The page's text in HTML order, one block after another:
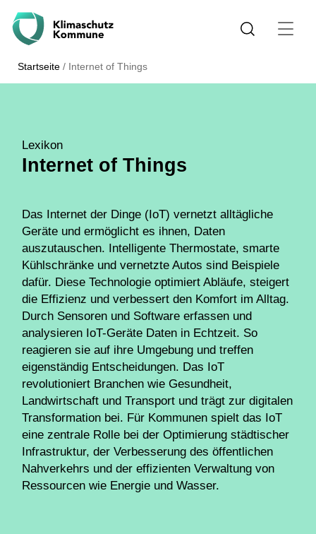
Startseite / Internet of Things
Lexikon
Internet of Things
Das Internet der Dinge (IoT) vernetzt alltägliche
Geräte und ermöglicht es ihnen, Daten
auszutauschen. Intelligente Thermostate, smarte
Kühlschränke und vernetzte Autos sind Beispiele
dafür. Diese Technologie optimiert Abläufe, steigert
die Effizienz und verbessert den Komfort im Alltag.
Durch Sensoren und Software erfassen und
analysieren IoT-Geräte Daten in Echtzeit. So
reagieren sie auf ihre Umgebung und treffen
eigenständig Entscheidungen. Das IoT
revolutioniert Branchen wie Gesundheit,
Landwirtschaft und Transport und trägt zur digitalen
Transformation bei. Für Kommunen spielt das IoT
eine zentrale Rolle bei der Optimierung städtischer
Infrastruktur, der Verbesserung des öffentlichen
Nahverkehrs und der effizienten Verwaltung von
Ressourcen wie Energie und Wasser.